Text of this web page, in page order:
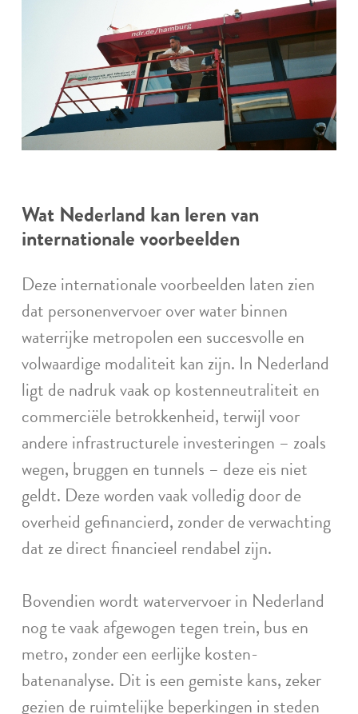
Wat Nederland kan leren van
internationale voorbeelden
Deze internationale voorbeelden laten zien
dat personenvervoer over water binnen
waterrijke metropolen een succesvolle en
volwaardige modaliteit kan zijn. In Nederland
ligt de nadruk vaak op kostenneutraliteit en
commerciële betrokkenheid, terwijl voor
andere infrastructurele investeringen – zoals
wegen, bruggen en tunnels – deze eis niet
geldt. Deze worden vaak volledig door de
overheid gefinancierd, zonder de verwachting
dat ze direct financieel rendabel zijn.
Bovendien wordt watervervoer in Nederland
nog te vaak afgewogen tegen trein, bus en
metro, zonder een eerlijke kosten-
batenanalyse. Dit is een gemiste kans, zeker
gezien de ruimtelijke beperkingen in steden